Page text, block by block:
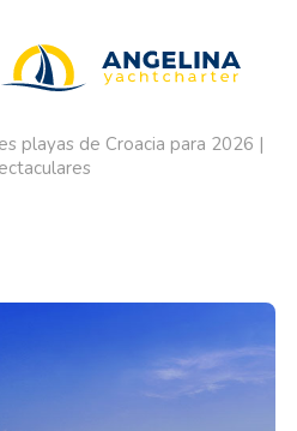
playas de Croacia para 2026 |